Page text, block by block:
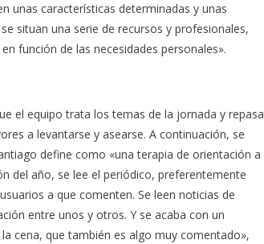
unas características determinadas y unas
situan una serie de recursos y profesionales,
función de las necesidades personales».
el equipo trata los temas de la jornada y repasa
a levantarse y asearse. A continuación, se
define como «una terapia de orientación a
del año, se lee el periódico, preferentemente
a que comenten. Se leen noticias de
entre unos y otros. Y se acaba con un
cena, que también es algo muy comentado»,